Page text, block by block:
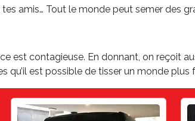
amis… Tout le monde peut semer des
est contagieuse. En donnant, on reçoit
est possible de tisser un monde plus